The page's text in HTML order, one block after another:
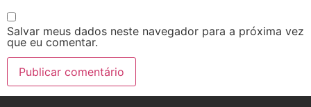
Salvar meus dados neste navegador para a próxima vez
que eu comentar.